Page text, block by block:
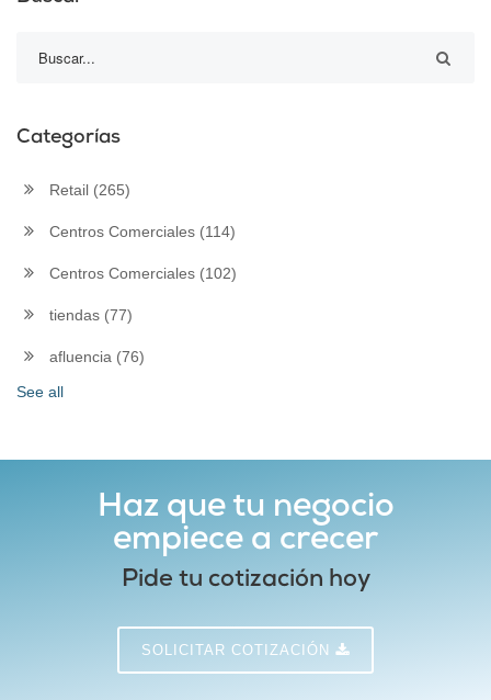
Categorías
Retail (265)
Centros Comerciales (114)
Centros Comerciales (102)
tiendas (77)
afluencia (76)
See all
Haz que tu negocio
empiece a crecer
Pide tu cotización hoy
SOLICITAR COTIZACIÓN